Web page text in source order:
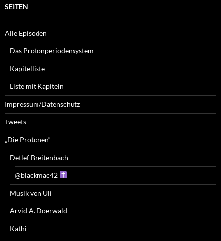
SEITEN
Alle Episoden
Das Protonperiodensystem
Kapitelliste
Liste mit Kapiteln
Impressum/Datenschutz
Tweets
„Die Protonen“
Detlef Breitenbach
@blackmac42
Musik von Uli
Arvid A. Doerwald
Kathi